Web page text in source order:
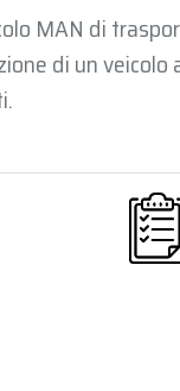
MAN di
di un